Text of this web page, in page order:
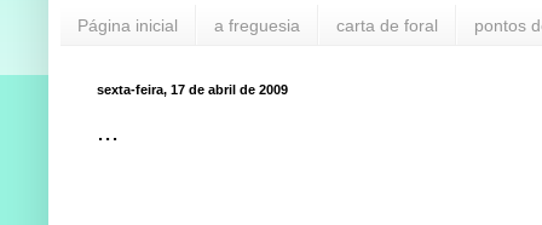
Página inicial a freguesia carta de foral pontos
sexta-feira, 17 de abril de 2009
...